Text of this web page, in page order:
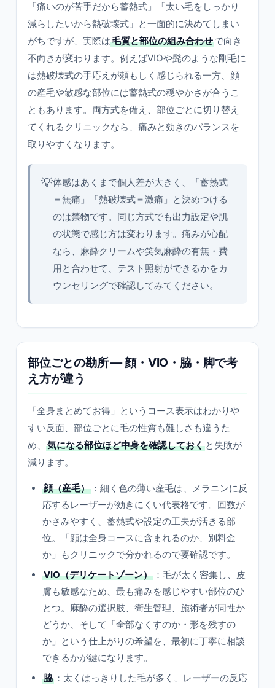
「痛いのが苦手だから蓄熱式」「太い毛をしっかり
減らしたいから熱破壊式」と一面的に決めてしまい
がちですが、実際は毛質と部位の組み合わせで向き
不向きが変わります。例えばVIOや髭のような剛毛に
は熱破壊式の手応えが頼もしく感じられる一方、顔
の産毛や敏感な部位には蓄熱式の穏やかさが合うこ
ともあります。両方式を備え、部位ごとに切り替え
てくれるクリニックなら、痛みと効きのバランスを
取りやすくなります。
💡体感はあくまで個人差が大きく、「蓄熱式
＝無痛」「熱破壊式＝激痛」と決めつける
のは禁物です。同じ方式でも出力設定や肌
の状態で感じ方は変わります。痛みが心配
なら、麻酔クリームや笑気麻酔の有無・費
用と合わせて、テスト照射ができるかをカ
ウンセリングで確認してみてください。
部位ごとの勘所 — 顔・VIO・脇・脚で考
え方が違う
「全身まとめてお得」というコース表示はわかりや
すい反面、部位ごとに毛の性質も難しさも違うた
め、
気になる部位ほど中身を確認しておく と失敗が
減ります。
顔（産毛） ：細く色の薄い産毛は、メラニンに反
応するレーザーが効きにくい代表格です。回数が
かさみやすく、蓄熱式や設定の工夫が活きる部
位。「顔は全身コースに含まれるのか、別料金
か」もクリニックで分かれるので要確認です。
VIO（デリケートゾーン） ：毛が太く密集し、皮
膚も敏感なため、最も痛みを感じやすい部位のひ
とつ。麻酔の選択肢、衛生管理、施術者が同性か
どうか、そして「全部なくすのか・形を残すの
か」という仕上がりの希望を、最初に丁寧に相談
できるかが鍵になります。
脇 ：太くはっきりした毛が多く、レーザーの反応